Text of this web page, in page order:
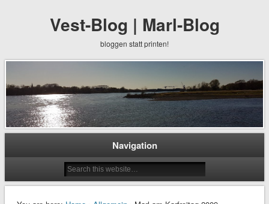
Vest-Blog | Marl-Blog
bloggen statt printen!
Navigation